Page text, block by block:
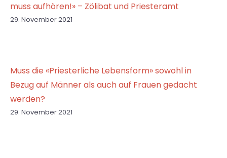
muss aufhören!» – Zölibat und Priesteramt
29. November 2021
Muss die «Priesterliche Lebensform» sowohl in
Bezug auf Männer als auch auf Frauen gedacht
werden?
29. November 2021